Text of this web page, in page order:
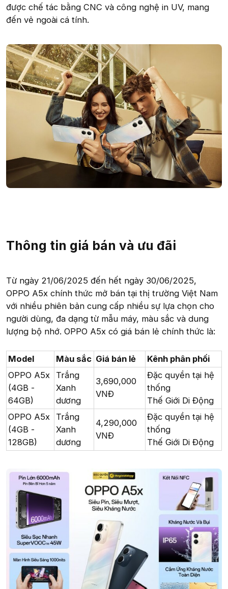
được chế tác bằng CNC và công nghệ in UV, mang
đến vẻ ngoài cá tính.
Thông tin giá bán và ưu đãi​
Từ ngày 21/06/2025 đến hết ngày 30/06/2025,
OPPO A5x chính thức mở bán tại thị trường Việt Nam
với nhiều phiên bản cung cấp nhiều sự lựa chọn cho
người dùng, đa dạng từ mẫu máy, màu sắc và dung
lượng bộ nhớ. OPPO A5x có giá bán lẻ chính thức là:
Model Màu sắc Giá bán lẻ
Kênh phân phối
OPPO A5x
(4GB -
64GB)
Trắng
Xanh
dương
3,690,000
VNĐ
Đặc quyền tại hệ
thống
Thế Giới Di Động
OPPO A5x
(4GB -
128GB)
Trắng
Xanh
dương
4,290,000
VNĐ
Đặc quyền tại hệ
thống
Thế Giới Di Động